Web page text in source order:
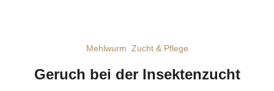
Mehlwurm Zucht & Pflege
Geruch bei der Insektenzucht